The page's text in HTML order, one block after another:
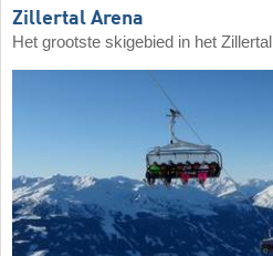
Zillertal Arena
Het grootste skigebied in het Zillertal